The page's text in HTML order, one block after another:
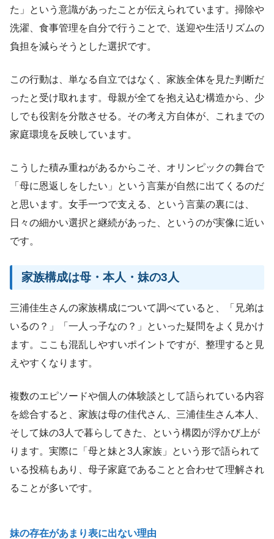
た」という意識があったことが伝えられています。掃除や
洗濯、食事管理を自分で行うことで、送迎や生活リズムの
負担を減らそうとした選択です。
この行動は、単なる自立ではなく、家族全体を見た判断だ
ったと受け取れます。母親が全てを抱え込む構造から、少
しでも役割を分散させる。その考え方自体が、これまでの
家庭環境を反映しています。
こうした積み重ねがあるからこそ、オリンピックの舞台で
「母に恩返しをしたい」という言葉が自然に出てくるのだ
と思います。女手一つで支える、という言葉の裏には、
日々の細かい選択と継続があった、というのが実像に近い
です。
家族構成は母・本人・妹の3人
三浦佳生さんの家族構成について調べていると、「兄弟は
いるの？」「一人っ子なの？」といった疑問をよく見かけ
ます。ここも混乱しやすいポイントですが、整理すると見
えやすくなります。
複数のエピソードや個人の体験談として語られている内容
を総合すると、家族は母の佳代さん、三浦佳生さん本人、
そして妹の3人で暮らしてきた、という構図が浮かび上が
ります。実際に「母と妹と3人家族」という形で語られて
いる投稿もあり、母子家庭であることと合わせて理解され
ることが多いです。
妹の存在があまり表に出ない理由